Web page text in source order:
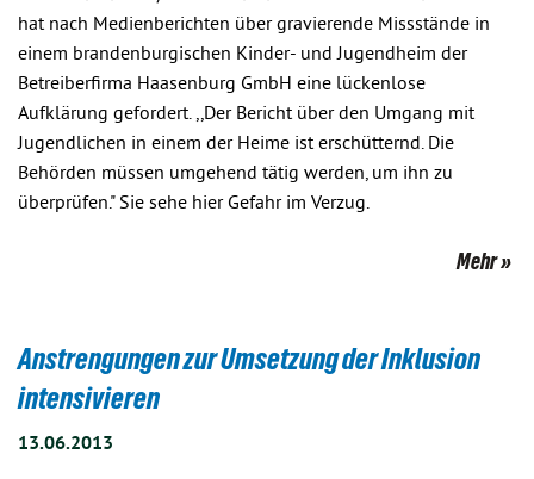
hat nach Medienberichten über gravierende Missstände in
einem brandenburgischen Kinder- und Jugendheim der
Betreiberfirma Haasenburg GmbH eine lückenlose
Aufklärung gefordert. ,,Der Bericht über den Umgang mit
Jugendlichen in einem der Heime ist erschütternd. Die
Behörden müssen umgehend tätig werden, um ihn zu
überprüfen." Sie sehe hier Gefahr im Verzug.
Mehr
Anstrengungen zur Umsetzung der Inklusion
intensivieren
13.06.2013